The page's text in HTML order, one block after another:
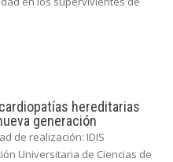
hereditarias
generación
de realización: IDIS
Universitaria de Ciencias de